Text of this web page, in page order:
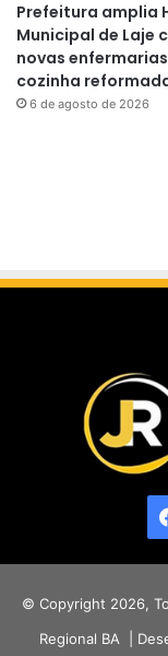
Prefeitura amplia
Municipal de Laje
novas
cozinha
6 de agosto de 2026
© Copyright 2026,
Regional BA |